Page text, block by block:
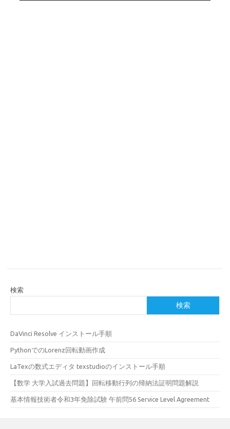
検索
検索
DaVinci Resolve インストール手順
PythonでのLorenz回転動画作成
LaTexの数式エディタ texstudioのインストール手順
【数学 大学入試過去問題】回転移動行列の帰納法証明問題解説
基本情報技術者令和3年免除試験 午前問56 Service Level Agreement